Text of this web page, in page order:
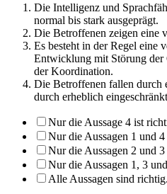
Die Intelligenz und
normal bis stark ausgeprägt.
Die Betroffenen zeigen eine
Es besteht in der Regel eine
Entwicklung mit Störung
der Koordination.
Die Betroffenen fallen durch
durch erheblich
Nur die Aussage 4 ist
Nur die Aussagen 1 und
Nur die Aussagen 2 und
Nur die Aussagen 1, 3
Alle Aussagen sind richtig.